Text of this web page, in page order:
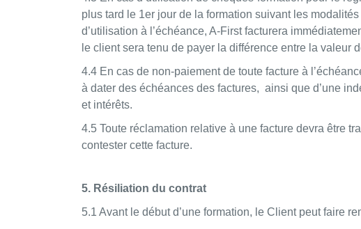
plus tard le 1er jour de la formation suivant les
d’utilisation à l’échéance, A-First facturera
le client sera tenu de payer la différence entre la valeur
4.4 En cas de non-paiement de toute facture à
à dater des échéances des factures, ainsi que d’une
et intérêts.
4.5 Toute réclamation relative à une facture devra être
contester cette facture.
5. Résiliation du contrat
5.1 Avant le début d’une formation, le Client peut faire